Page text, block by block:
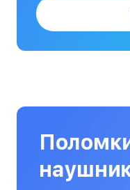
Морозильные
Оптические